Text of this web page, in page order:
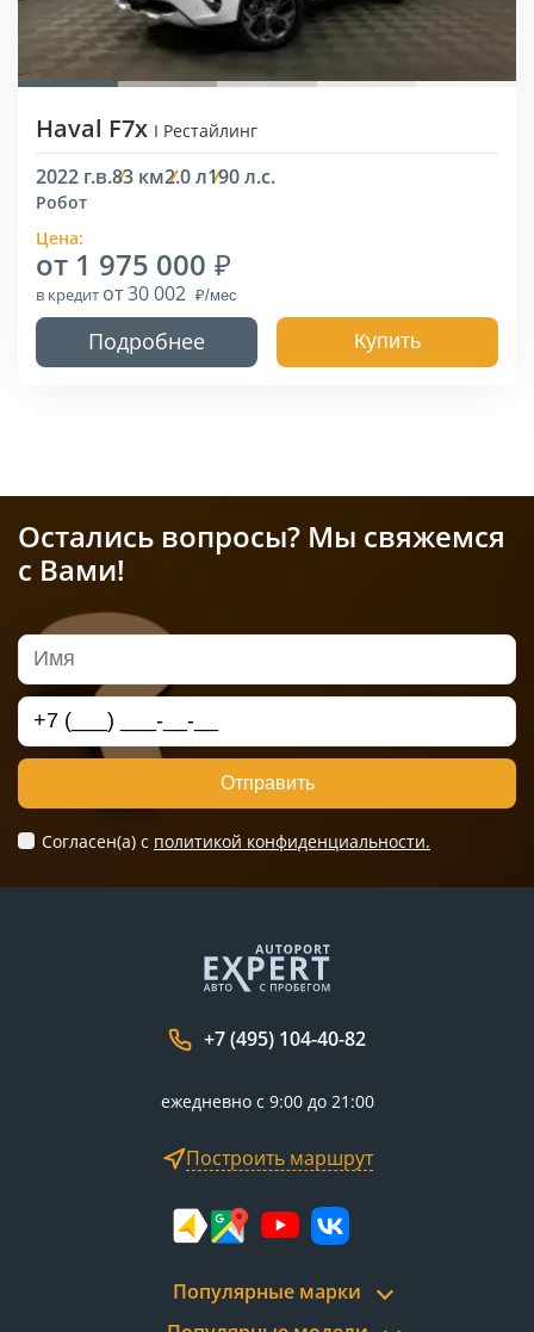
Haval F7x I Рестайлинг
2022 г.в.83 км2.0 л190 л.с.
Робот
Цена:
от 1 975 000
в кредит от 30 002
Подробнее Купить
Остались вопросы? Мы свяжемся
с Вами!
Отправить
Согласен(а) c политикой конфиденциальности.
+7 (495) 104-40-82
ежедневно с 9:00 до 21:00
Построить маршрут
Популярные марки